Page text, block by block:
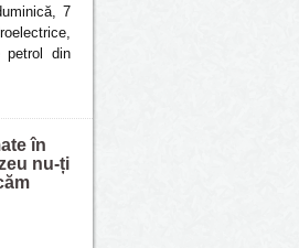
7
petrol din
în
nu-ți